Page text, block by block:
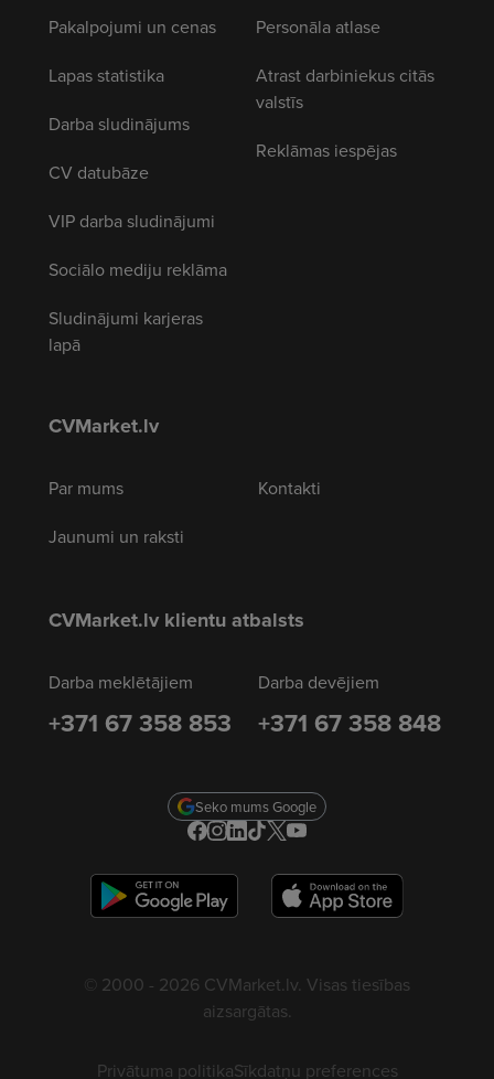
Pakalpojumi un cenas
Lapas statistika
Darba sludinājums
CV datubāze
VIP darba sludinājumi
Sociālo mediju reklāma
Sludinājumi karjeras
lapā
Personāla atlase
Atrast darbiniekus citās
valstīs
Reklāmas iespējas
CVMarket.lv
Par mums
Jaunumi un raksti
Kontakti
CVMarket.lv klientu atbalsts
Darba meklētājiem
+371 67 358 853
Darba devējiem
+371 67 358 848
Seko mums Google
© 2000 - 2026 CVMarket.lv. Visas tiesības
aizsargātas.
Privātuma politikaSīkdatņu preferences